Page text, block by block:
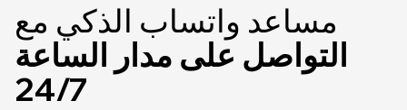
مساعد واتساب الذكي مع
التواصل على مدار الساعة
24/7